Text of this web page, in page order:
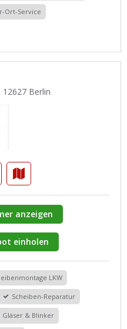
Ort-Service
Berlin
anzeigen
einholen
LKW
Scheiben-Reparatur
Gläser & Blinker